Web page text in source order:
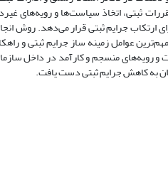
ثبتی‌، اتخاذ سیاست‌‌ها و رویه‌‌های
ارتکاب جرایم‌ ثبتی‌ قرار می‌دهد. روش
عوامل‌ زمینه‌ ساز جرایم‌ ثبتی‌ و
منسجم‌ و کارآمد در داخل‌
به‌ کاهش‌ جرایم‌ ثبتی‌ دست‌ یافت‌.